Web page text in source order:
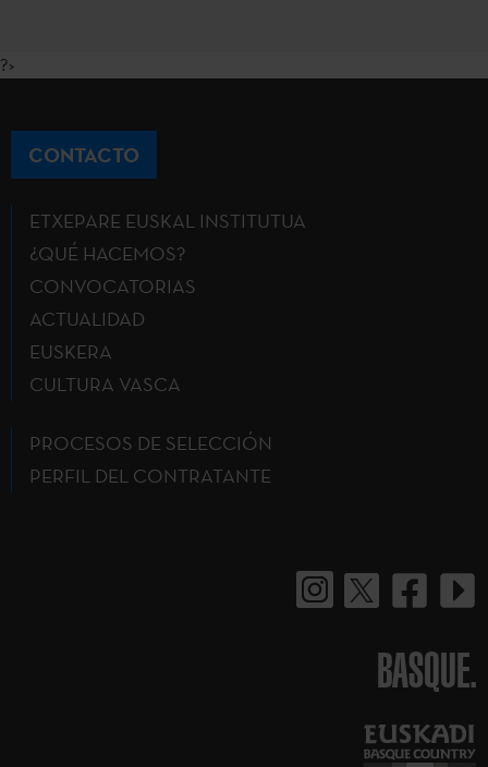
?>
CONTACTO
ETXEPARE EUSKAL INSTITUTUA
¿QUÉ HACEMOS?
CONVOCATORIAS
ACTUALIDAD
EUSKERA
CULTURA VASCA
PROCESOS DE SELECCIÓN
PERFIL DEL CONTRATANTE
BASQUE.